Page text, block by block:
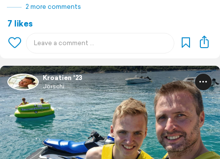
2 more comments
7 likes
Kroatien '23
Jörschi